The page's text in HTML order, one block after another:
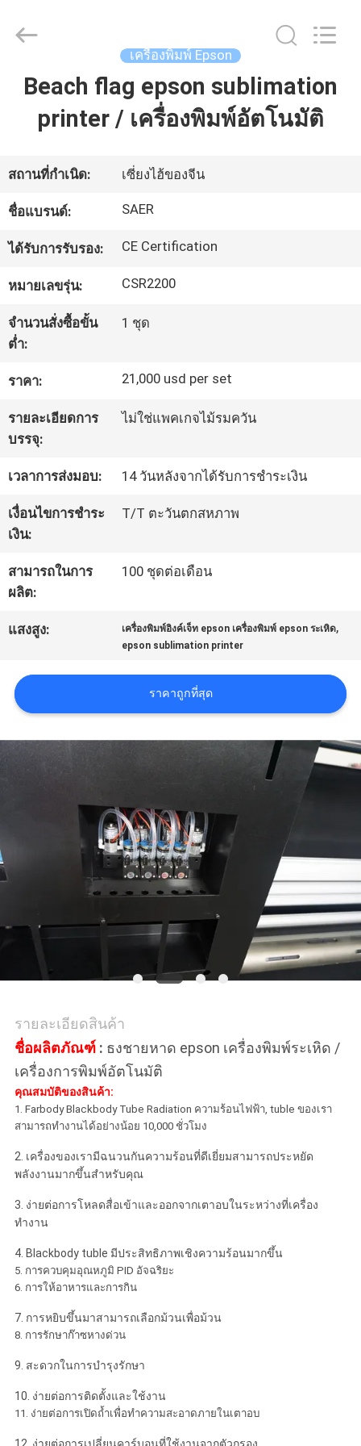
บ้าน
วิดีโอ
เกี่ยว
กับ
เรา
ทัวร์
โรงงาน
ควบคุม
คุณภาพ
ติดต่อ
เรา
ข่าว
ทุก
COMPANY
NEWS
แผนผัง
เว็บไซต์
นโยบาย
ความ
เป็น
ส่วน
Shanghai
Color
เครื่องพิมพ์ Epson
Beach flag epson sublimation
printer / เครื่องพิมพ์อัตโนมัติ
สถานที่กำเนิด: เซี่ยงไฮ้ของจีน
ชื่อแบรนด์: SAER
ได้รับการรับรอง: CE Certification
หมายเลขรุ่น: CSR2200
จำนวนสั่งซื้อขั้น
ต่ำ:
1 ชุด
ราคา: 21,000 usd per set
รายละเอียดการ
บรรจุ:
ไม่ใช่แพคเกจไม้รมควัน
เวลาการส่งมอบ: 14 วันหลังจากได้รับการชำระเงิน
เงื่อนไขการชำระ
เงิน:
T/T ตะวันตกสหภาพ
สามารถในการ
ผลิต:
100 ชุดต่อเดือน
แสงสูง: เครื่องพิมพ์อิงค์เจ็ท epson เครื่องพิมพ์ epson ระเหิด,
epson sublimation printer
ราคาถูกที่สุด
รายละเอียดสินค้า
ชื่อผลิตภัณฑ์: ธงชายหาด epson เครื่องพิมพ์ระเหิด /
เครื่องการพิมพ์อัตโนมัติ
คุณสมบัติของสินค้า:
1. Farbody Blackbody Tube Radiation ความร้อนไฟฟ้า, tuble ของเรา
สามารถทำงานได้อย่างน้อย 10,000 ชั่วโมง
2. เครื่องของเรามีฉนวนกันความร้อนที่ดีเยี่ยมสามารถประหยัด
พลังงานมากขึ้นสำหรับคุณ
3. ง่ายต่อการโหลดสื่อเข้าและออกจากเตาอบในระหว่างที่เครื่อง
ทำงาน
4. Blackbody tuble มีประสิทธิภาพเชิงความร้อนมากขึ้น
5. การควบคุมอุณหภูมิ PID อัจฉริยะ
6. การให้อาหารและการกิน
7. การหยิบขึ้นมาสามารถเลือกม้วนเพื่อม้วน
8. การรักษาก๊าซหางด่วน
9. สะดวกในการบำรุงรักษา
10. ง่ายต่อการติดตั้งและใช้งาน
11. ง่ายต่อการเปิดถ้ำเพื่อทำความสะอาดภายในเตาอบ